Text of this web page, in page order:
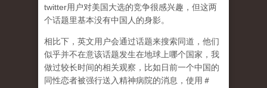
twitter用户对美国大选的竞争很感兴趣，但这两
个话题里基本没有中国人的身影。
相比下，英文用户会通过话题来搜索同道，他们
似乎并不在意该话题发生在地球上哪个国家，我
做过较长时间的相关观察，比如日前一个中国的
同性恋者被强行送入精神病院的消息，使用＃